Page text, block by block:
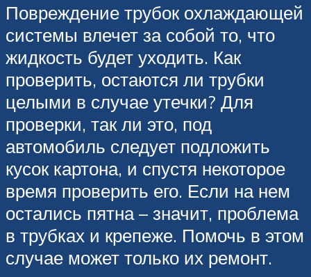
Повреждение трубок охлаждающей
системы влечет за собой то, что
жидкость будет уходить. Как
проверить, остаются ли трубки
целыми в случае утечки? Для
проверки, так ли это, под
автомобиль следует подложить
кусок картона, и спустя некоторое
время проверить его. Если на нем
остались пятна – значит, проблема
в трубках и крепеже. Помочь в этом
случае может только их ремонт.